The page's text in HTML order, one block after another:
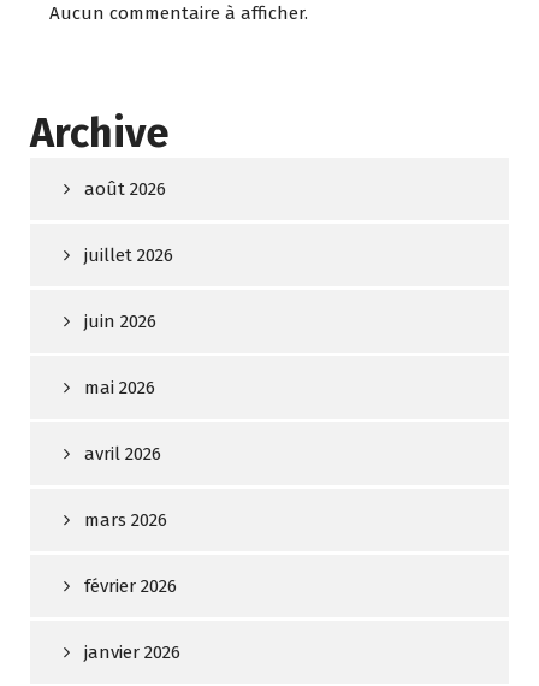
Aucun commentaire à afficher.
Archive
août 2026
juillet 2026
juin 2026
mai 2026
avril 2026
mars 2026
février 2026
janvier 2026